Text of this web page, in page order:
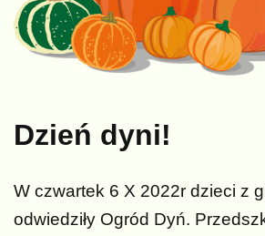
Dzień dyni!
W czwartek 6 X 2022r dzieci z
odwiedziły Ogród Dyń.